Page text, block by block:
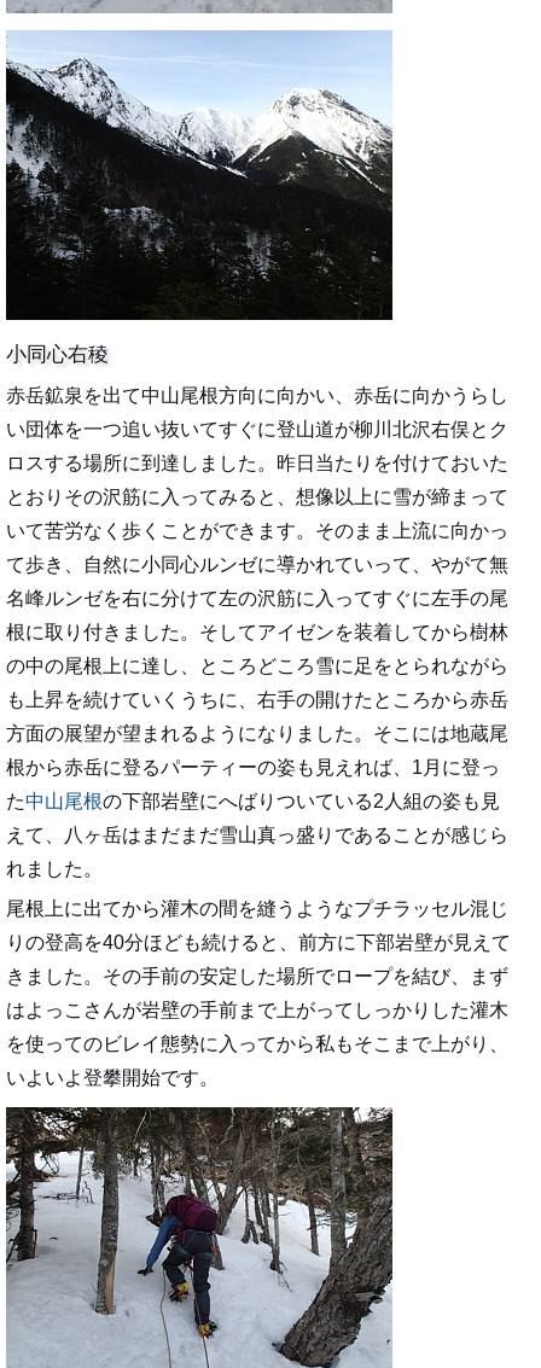
小同心右稜
赤岳鉱泉を出て中山尾根方向に向かい、赤岳に向かうらし
い団体を一つ追い抜いてすぐに登山道が柳川北沢右俣とク
ロスする場所に到達しました。昨日当たりを付けておいた
とおりその沢筋に入ってみると、想像以上に雪が締まって
いて苦労なく歩くことができます。そのまま上流に向かっ
て歩き、自然に小同心ルンゼに導かれていって、やがて無
名峰ルンゼを右に分けて左の沢筋に入ってすぐに左手の尾
根に取り付きました。そしてアイゼンを装着してから樹林
の中の尾根上に達し、ところどころ雪に足をとられながら
も上昇を続けていくうちに、右手の開けたところから赤岳
方面の展望が望まれるようになりました。そこには地蔵尾
根から赤岳に登るパーティーの姿も見えれば、1月に登っ
た中山尾根の下部岩壁にへばりついている2人組の姿も見
えて、八ヶ岳はまだまだ雪山真っ盛りであることが感じら
れました。
尾根上に出てから灌木の間を縫うようなプチラッセル混じ
りの登高を40分ほども続けると、前方に下部岩壁が見えて
きました。その手前の安定した場所でロープを結び、まず
はよっこさんが岩壁の手前まで上がってしっかりした灌木
を使ってのビレイ態勢に入ってから私もそこまで上がり、
いよいよ登攀開始です。